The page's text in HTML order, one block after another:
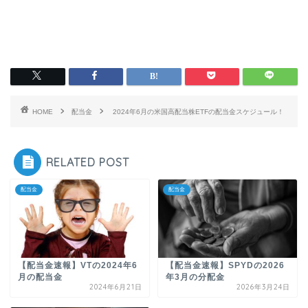
HOME 配当金 2024年6月の米国高配当株ETFの配当金スケジュール！
RELATED POST
配当金
【配当金速報】VTの2024年6
月の配当金
2024年6月21日
配当金
【配当金速報】SPYDの2026
年3月の分配金
2026年3月24日